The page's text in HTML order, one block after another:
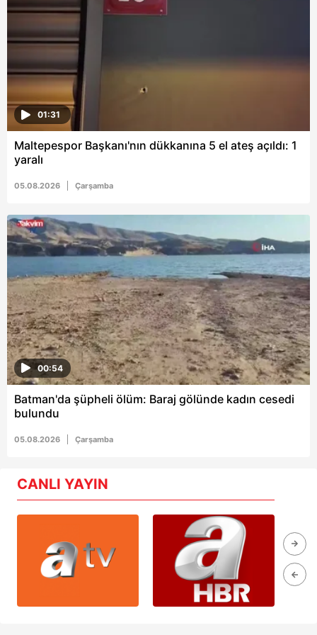
01:31
Maltepespor Başkanı'nın dükkanına 5 el ateş açıldı: 1
yaralı
05.08.2026 Çarşamba
00:54
Batman'da şüpheli ölüm: Baraj gölünde kadın cesedi
bulundu
05.08.2026 Çarşamba
CANLI YAYIN